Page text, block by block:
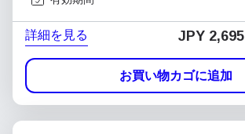
詳細を見る JPY 2,695
お買い物カゴに追加